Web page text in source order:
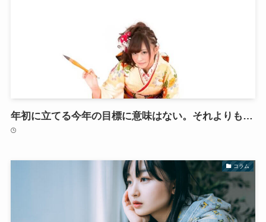
年初に立てる今年の目標に意味はない。それよりも…
コラム